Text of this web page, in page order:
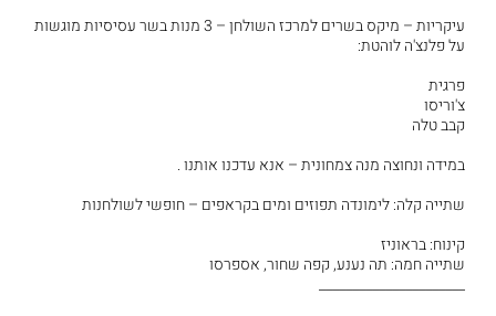
עיקריות – מיקס בשרים למרכז השולחן – 3 מנות בשר עסיסיות מוגשות
על פלנצ'ה לוהטת:
פרגית
צ'וריסו
קבב טלה
במידה ונחוצה מנה צמחונית – אנא עדכנו אותנו .
שתייה קלה: לימונדה תפוזים ומים בקראפים – חופשי לשולחנות
קינוח: בראוניז
שתייה חמה: תה נענע, קפה שחור, אספרסו
______________________